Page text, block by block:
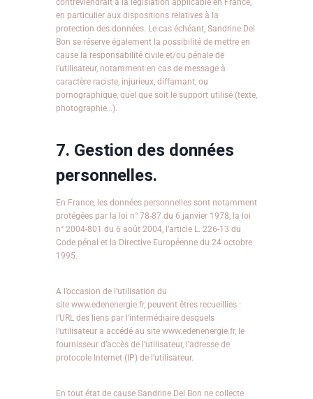
contreviendrait à la législation applicable en France,
en particulier aux dispositions relatives à la
protection des données. Le cas échéant, Sandrine Del
Bon se réserve également la possibilité de mettre en
cause la responsabilité civile et/ou pénale de
l’utilisateur, notamment en cas de message à
caractère raciste, injurieux, diffamant, ou
pornographique, quel que soit le support utilisé (texte,
photographie…).
7. Gestion des données
personnelles.
En France, les données personnelles sont notamment
protégées par la loi n° 78-87 du 6 janvier 1978, la loi
n° 2004-801 du 6 août 2004, l’article L. 226-13 du
Code pénal et la Directive Européenne du 24 octobre
1995.
A l’occasion de l’utilisation du
site www.edenenergie.fr, peuvent êtres recueillies :
l’URL des liens par l’intermédiaire desquels
l’utilisateur a accédé au site www.edenenergie.fr, le
fournisseur d’accès de l’utilisateur, l’adresse de
protocole Internet (IP) de l’utilisateur.
En tout état de cause Sandrine Del Bon ne collecte